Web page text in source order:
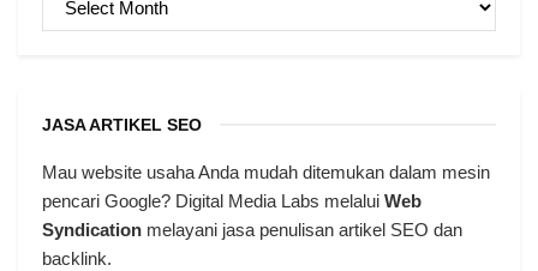
JASA ARTIKEL SEO
Mau website usaha Anda mudah ditemukan dalam mesin
pencari Google? Digital Media Labs melalui Web
Syndication melayani jasa penulisan artikel SEO dan
backlink.